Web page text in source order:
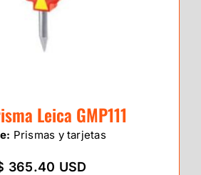
Leica GMP111
Prismas y tarjetas
365.40 USD